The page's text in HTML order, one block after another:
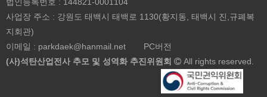
사업장 주소 : 강원도 태백시 태백로 1130(황지동, 태백시 진,규폐복
지회관)
이메일 : parkdaek@hanmail.net
PC버전
(사)석탄산업전사 추모 및 성역화 추진위원회
All rights reserved.